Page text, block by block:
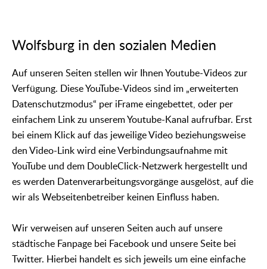
Wolfsburg in den sozialen Medien
Auf unseren Seiten stellen wir Ihnen Youtube-Videos zur
Verfügung. Diese YouTube-Videos sind im „erweiterten
Datenschutzmodus“ per iFrame eingebettet, oder per
einfachem Link zu unserem Youtube-Kanal aufrufbar. Erst
bei einem Klick auf das jeweilige Video beziehungsweise
den Video-Link wird eine Verbindungsaufnahme mit
YouTube und dem DoubleClick-Netzwerk hergestellt und
es werden Datenverarbeitungsvorgänge ausgelöst, auf die
wir als Webseitenbetreiber keinen Einfluss haben.
Wir verweisen auf unseren Seiten auch auf unsere
städtische Fanpage bei Facebook und unsere Seite bei
Twitter. Hierbei handelt es sich jeweils um eine einfache